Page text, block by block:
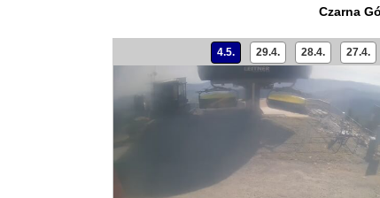
Czarna
4.5. 29.4. 28.4. 27.4.